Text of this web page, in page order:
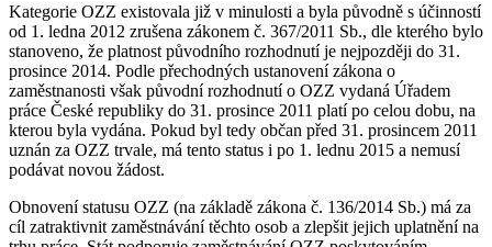
Kategorie OZZ existovala již v minulosti a byla původně s účinností
od 1. ledna 2012 zrušena zákonem č. 367/2011 Sb., dle kterého bylo
stanoveno, že platnost původního rozhodnutí je nejpozději do 31.
prosince 2014. Podle přechodných ustanovení zákona o
zaměstnanosti však původní rozhodnutí o OZZ vydaná Úřadem
práce České republiky do 31. prosince 2011 platí po celou dobu, na
kterou byla vydána. Pokud byl tedy občan před 31. prosincem 2011
uznán za OZZ trvale, má tento status i po 1. lednu 2015 a nemusí
podávat novou žádost.
Obnovení statusu OZZ (na základě zákona č. 136/2014 Sb.) má za
cíl zatraktivnit zaměstnávání těchto osob a zlepšit jejich uplatnění na